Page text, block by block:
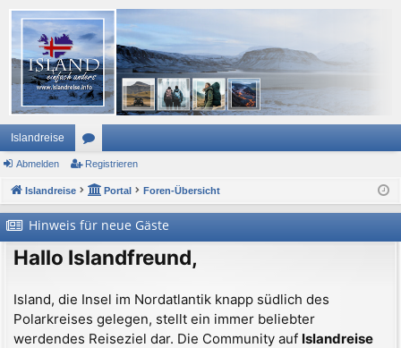
Islandreise
or
en
Abmelden Registrieren
Islandreise Portal Foren-Übersicht
Hinweis für neue Gäste
Hallo Islandfreund,
Island, die Insel im Nordatlantik knapp südlich des
Polarkreises gelegen, stellt ein immer beliebter
werdendes Reiseziel dar. Die Community auf Islandreise